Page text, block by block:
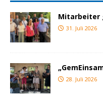
Mitarbeiter
31. Juli 2026
28. Juli 2026